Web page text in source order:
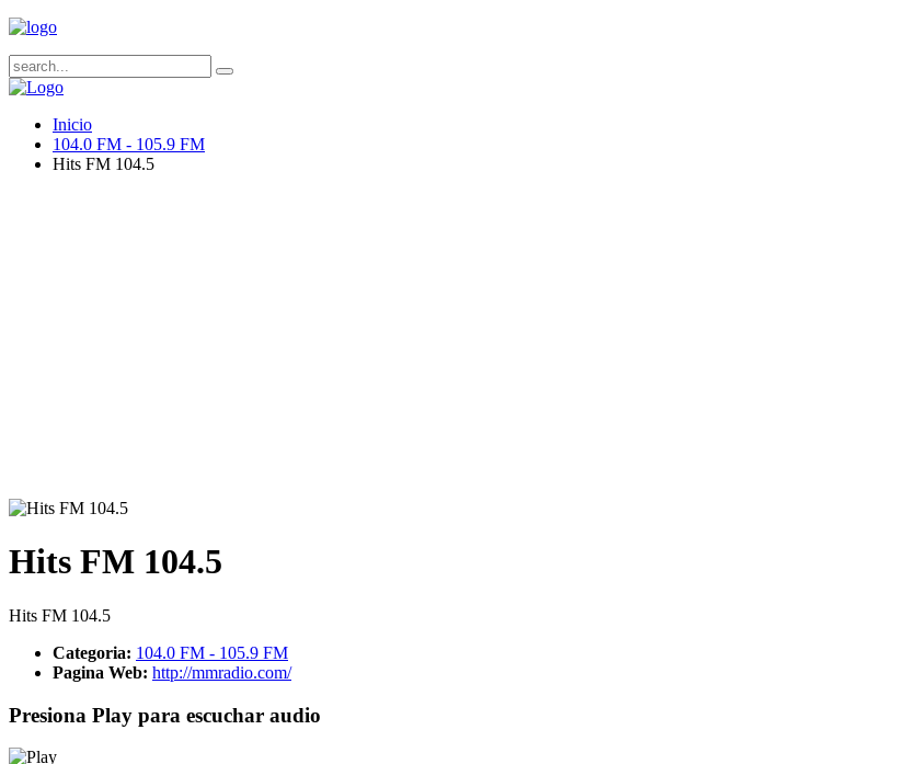
Inicio
104.0 FM - 105.9 FM
Hits FM 104.5
Hits FM 104.5
Hits FM 104.5
Categoria: 104.0 FM - 105.9 FM
Pagina Web: http://mmradio.com/
Presiona Play para escuchar audio